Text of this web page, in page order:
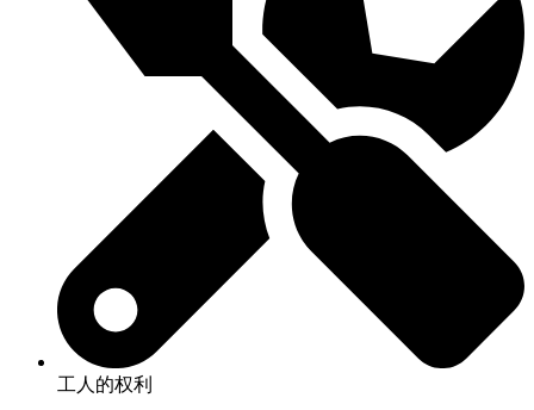
工人的权利